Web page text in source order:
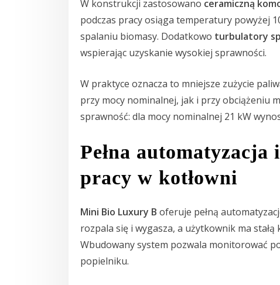
W konstrukcji zastosowano ceramiczną
podczas pracy osiąga temperatury powyżej
spalaniu biomasy. Dodatkowo turbulatory
wspierając uzyskanie wysokiej sprawności.
W praktyce oznacza to mniejsze zużycie
przy mocy nominalnej, jak i przy obciążeniu
sprawność: dla mocy nominalnej 21 kW
Pełna
pracy w kotłowni
Mini Bio Luxury B oferuje pełną
rozpala się i wygasza, a użytkownik ma
Wbudowany system pozwala monitorować
popielniku.